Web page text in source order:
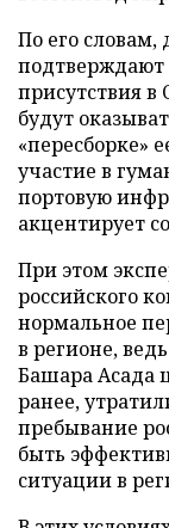
По его словам,
подтверждают
присутствия
будут
«пересборке»
участие в
портовую
акцентирует
При этом
российского
нормальное
в регионе,
Башара Асада
ранее,
пребывание
быть
ситуации в